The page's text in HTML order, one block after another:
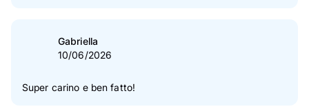
Gabriella
10/06/2026
Super carino e ben fatto!